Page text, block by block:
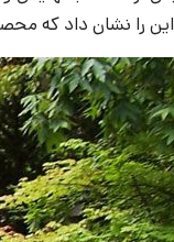
این را نشان داد که